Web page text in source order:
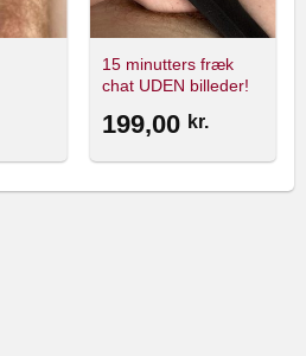
15 minutters fræk
chat UDEN billeder!
199,00 kr.